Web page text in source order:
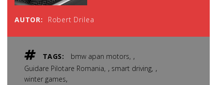
AUTOR: Robert Drilea
TAGS: bmw apan motors ,
Guidare Pilotare Romania , smart driving ,
winter games,